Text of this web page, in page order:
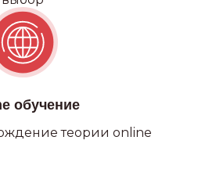
обучение
теории online